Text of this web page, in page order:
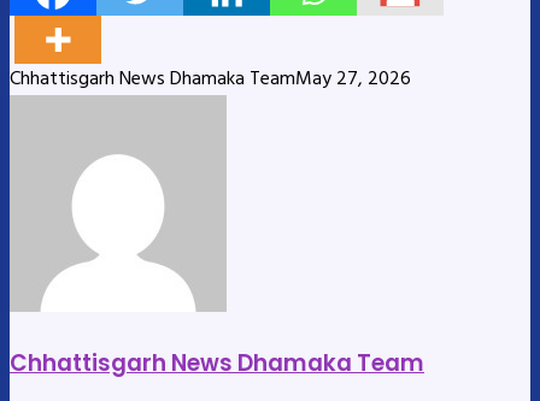
Chhattisgarh News Dhamaka TeamMay 27, 2026
Chhattisgarh News Dhamaka Team